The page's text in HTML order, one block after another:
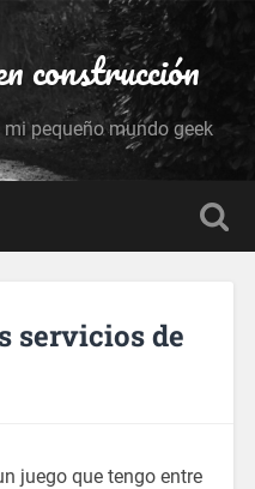
construcción
pequeño mundo geek
servicios de
juego que tengo entre